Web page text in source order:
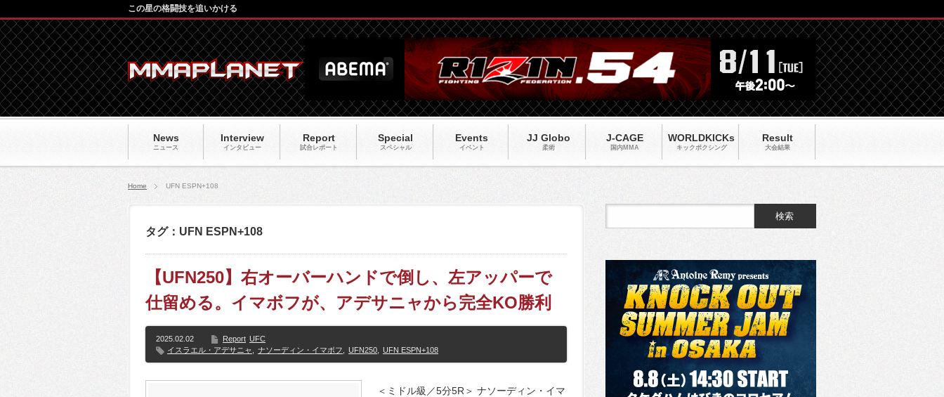
News
ニュース
Interview
インタビュー
Report
試合レポート
Special
スペシャル
Events
イベント
JJ Globo
柔術
J-CAGE
国内MMA
WORLDKICKs
キックポクシング
Result
大会結果
この星の格闘技を追いかける
Home UFN ESPN+108
タグ：UFN ESPN+108
【UFN250】右オーバーハンドで倒し、左アッパーで
仕留める。イマボフが、アデサニャから完全KO勝利
2025.02.02 Report UFC
イスラエル・アデサニャ
ナソーディン・イマボフ UFN250 UFN ESPN+108
＜ミドル級／5分5R＞ ナソーディン・イマ